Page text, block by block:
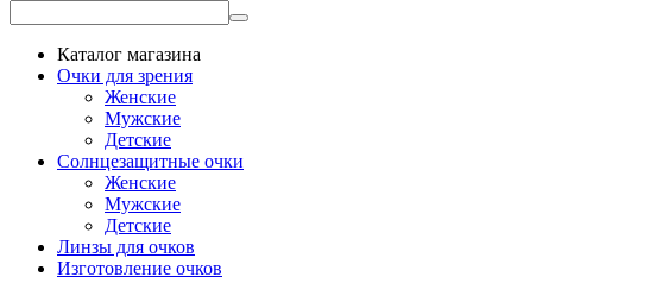
Каталог магазина
Очки для зрения
Женские
Мужские
Детские
Солнцезащитные очки
Женские
Мужские
Детские
Линзы для очков
Изготовление очков